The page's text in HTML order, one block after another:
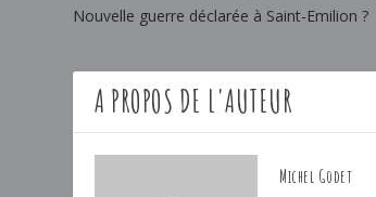
Nouvelle guerre déclarée à Saint-Emilion ?
A PROPOS DE L'AUTEUR
Michel Godet